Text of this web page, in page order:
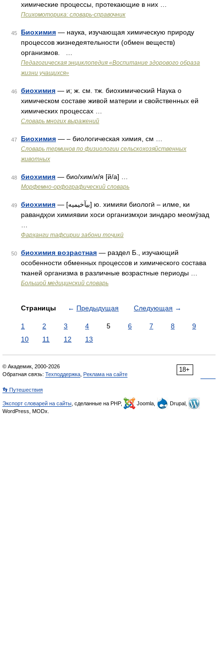
химические процессы, протекающие в них …
Психомоторика: cловарь-справочник
45 Биохимия — наука, изучающая химическую природу
процессов жизнедеятельности (обмен веществ)
организмов. …
Педагогическая энциклопедия «Воспитание здорового образа
жизни учащихся»
46 биохимия — и; ж. см. тж. биохимический Наука о
химическом составе живой материи и свойственных ей
химических процессах …
Словарь многих выражений
47 Биохимия — – биологическая химия, см …
Словарь терминов по физиологии сельскохозяйственных
животных
48 биохимия — био/хим/и/я [й/а] …
Морфемно-орфографический словарь
49 биохимия — [بيآخيميه] ю. химияи биологӣ – илме, ки
равандҳои химиявии хоси организмҳои зиндаро меомӯзад
Фарҳанги тафсирии забони тоҷикӣ
50 биохимия возрастная — раздел Б., изучающий
особенности обменных процессов и химического состава
тканей организма в различные возрастные периоды …
Большой медицинский словарь
Страницы ← Предыдущая Следующая →
1 2 3 4 5 6 7 8
9
10
11 12 13
18+
© Академик, 2000-2026
Обратная связь: Техподдержка Реклама на сайте
👣 Путешествия
Экспорт словарей на сайты , сделанные на PHP, Joomla,
Drupal,
WordPress, MODx.